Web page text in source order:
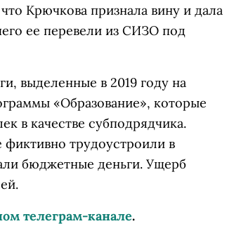
Крючкова признала вину и дала
ее перевели из СИЗО под
выделенные в 2019 году на
«Образование», которые
в качестве субподрядчика.
трудоустроили в
бюджетные деньги. Ущерб
телеграм-канале.